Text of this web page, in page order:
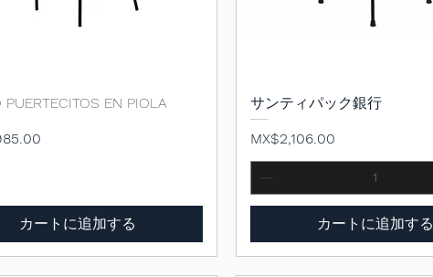
クイックビュー
PUERTECITOS EN PIOLA
カートに追加する
クイックビュー
サンティパック銀行
価格
MX$2,106.00
カートに追加する